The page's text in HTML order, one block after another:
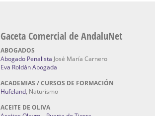
Gaceta Comercial de AndaluNet
ABOGADOS
Abogado Penalista José María Carnero
Eva Roldán Abogada
ACADEMIAS / CURSOS DE FORMACIÓN
Hufeland, Naturismo
ACEITE DE OLIVA